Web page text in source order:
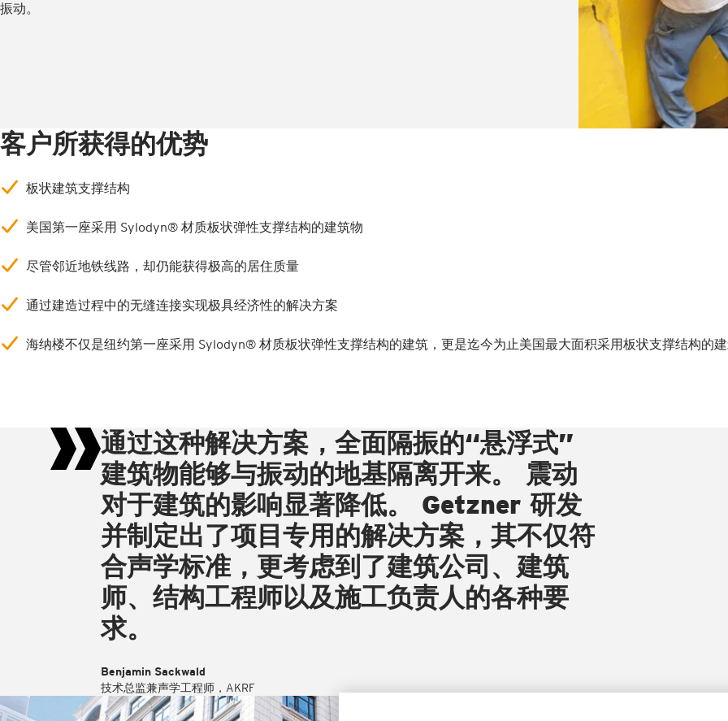
振动。
客户所获得的优势
板状建筑支撑结构
美国第一座采用 Sylodyn® 材质板状弹性支撑结构的建筑物
尽管邻近地铁线路，却仍能获得极高的居住质量
通过建造过程中的无缝连接实现极具经济性的解决方案
海纳楼不仅是纽约第一座采用 Sylodyn® 材质板状弹性支撑结构的建筑，更是迄今为止美国最大面积采用板状支撑结构的
通过这种解决方案，全面隔振的“悬浮式”
建筑物能够与振动的地基隔离开来。 震动
对于建筑的影响显著降低。 Getzner 研发
并制定出了项目专用的解决方案，其不仅符
合声学标准，更考虑到了建筑公司、建筑
师、结构工程师以及施工负责人的各种要
求。
Benjamin Sackwald
技术总监兼声学工程师，AKRF